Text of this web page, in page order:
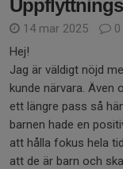
14 mar 2025
Hej!
Jag är väldigt nöjd
kunde närvara. Även
ett längre pass så
barnen hade en
att hålla fokus hela
att de är barn och